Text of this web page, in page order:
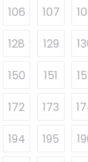
106 107
128 129
150 151
172 173
194 195